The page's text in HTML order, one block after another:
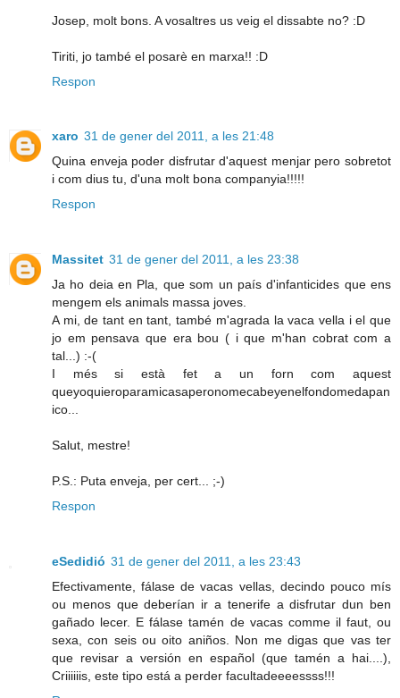
Josep, molt bons. A vosaltres us veig el dissabte no? :D
Tiriti, jo també el posarè en marxa!! :D
Respon
xaro 31 de gener del 2011, a les 21:48
Quina enveja poder disfrutar d'aquest menjar pero sobretot
i com dius tu, d'una molt bona companyia!!!!!
Respon
Massitet 31 de gener del 2011, a les 23:38
Ja ho deia en Pla, que som un país d'infanticides que ens
mengem els animals massa joves.
A mi, de tant en tant, també m'agrada la vaca vella i el que
jo em pensava que era bou ( i que m'han cobrat com a
tal...) :-(
I més si està fet a un forn com aquest
queyoquieroparamicasaperonomecabeyenelfondomedapan
ico...
Salut, mestre!
P.S.: Puta enveja, per cert... ;-)
Respon
eSedidió 31 de gener del 2011, a les 23:43
Efectivamente, fálase de vacas vellas, decindo pouco mís
ou menos que deberían ir a tenerife a disfrutar dun ben
gañado lecer. E fálase tamén de vacas comme il faut, ou
sexa, con seis ou oito aniños. Non me digas que vas ter
que revisar a versión en español (que tamén a hai....),
Criiiiiis, este tipo está a perder facultadeeeessss!!!